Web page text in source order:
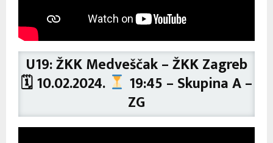
U19: ŽKK Medveščak – ŽKK Zagreb
🗓 10.02.2024. 19:45 – Skupina A –
ZG